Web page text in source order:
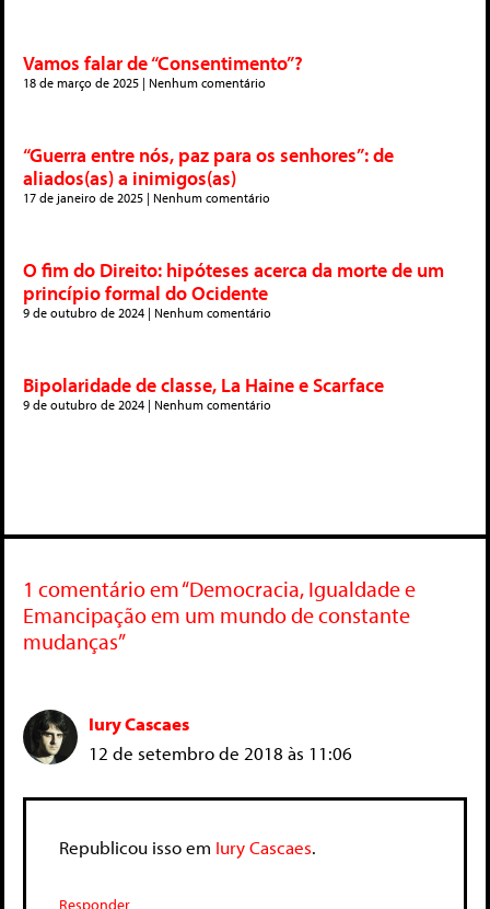
Vamos falar de “Consentimento”?
18 de março de 2025 Nenhum comentário
“Guerra entre nós, paz para os senhores”: de
aliados(as) a inimigos(as)
17 de janeiro de 2025 Nenhum comentário
O fim do Direito: hipóteses acerca da morte de um
princípio formal do Ocidente
9 de outubro de 2024 Nenhum comentário
Bipolaridade de classe, La Haine e Scarface
9 de outubro de 2024 Nenhum comentário
1 comentário em “Democracia, Igualdade e
Emancipação em um mundo de constante
mudanças”
Iury Cascaes
12 de setembro de 2018 às 11:06
Republicou isso em Iury Cascaes.
Responder